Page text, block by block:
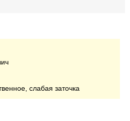
слабая заточка